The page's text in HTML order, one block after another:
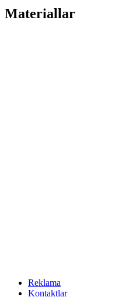
Materiallar
Reklama
Kontaktlar